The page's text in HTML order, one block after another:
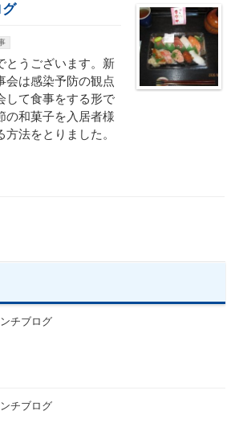
グ
とうございます。新
会は感染予防の観点
して食事をする形で
の和菓子を入居者様
法をとりました。
チブログ
チブログ